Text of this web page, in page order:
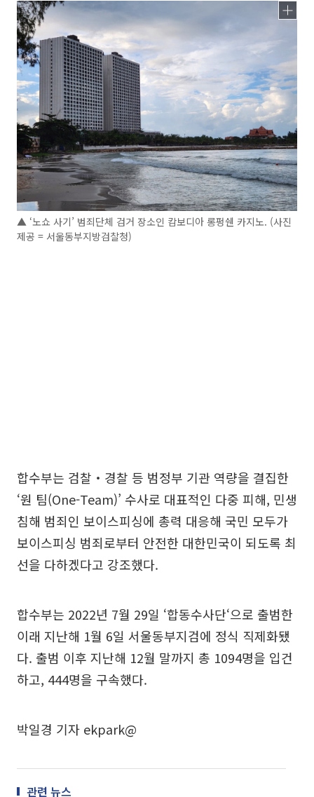
▲ ‘노쇼 사기’ 범죄단체 검거 장소인 캄보디아 롱펑쉔 카지노. (사진
제공 = 서울동부지방검찰청)
합수부는 검찰‧경찰 등 범정부 기관 역량을 결집한
‘원 팀(One-Team)’ 수사로 대표적인 다중 피해, 민생
침해 범죄인 보이스피싱에 총력 대응해 국민 모두가
보이스피싱 범죄로부터 안전한 대한민국이 되도록 최
선을 다하겠다고 강조했다.
합수부는 2022년 7월 29일 ‘합동수사단‘으로 출범한
이래 지난해 1월 6일 서울동부지검에 정식 직제화됐
다. 출범 이후 지난해 12월 말까지 총 1094명을 입건
하고, 444명을 구속했다.
박일경 기자 ekpark@
관련 뉴스